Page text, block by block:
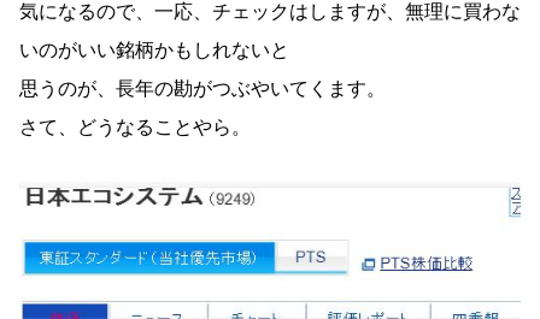
気になるので、一応、チェックはしますが、無理に買わな
いのがいい銘柄かもしれないと
思うのが、長年の勘がつぶやいてくます。
さて、どうなることやら。